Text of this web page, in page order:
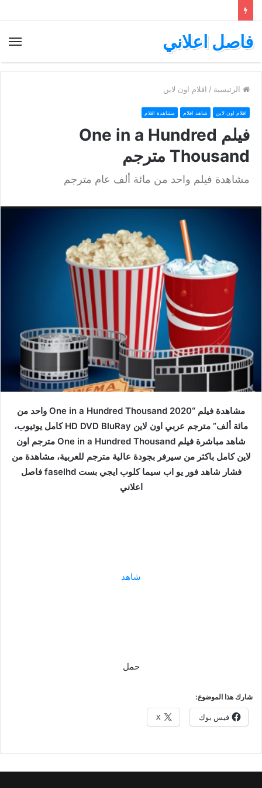
فاصل اعلاني
الرئيسية / افلام اون لاين
افلام اون لاين شاهد افلام مشاهدة افلام
فيلم One in a Hundred
Thousand مترجم
مشاهدة فيلم واحد من مائة ألف عام مترجم
مشاهدة فيلم “One in a Hundred Thousand 2020 واحد من
مائة ألف” مترجم عربي اون لاين HD DVD BluRay كامل يوتيوب،
شاهد مباشرة فيلم One in a Hundred Thousand مترجم اون
لاين كامل باكثر من سيرفر بجودة عالية مترجم للعربية، مشاهدة من
فشار شاهد فور يو اب سيما كلوب ايجي بست faselhd فاصل
اعلاني
شاهد
حمل
شارك هذا الموضوع:
فيس بوك X